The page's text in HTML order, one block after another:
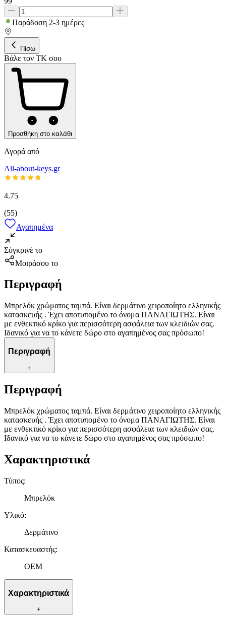
Παράδοση 2-3 ημέρες
Πίσω
Βάλε τον ΤΚ σου
Προσθήκη στο καλάθι
Αγορά από
All-about-keys.gr
4.75
(55)
Αγαπημένα
Σύγκρινέ το
Μοιράσου το
Περιγραφή
Μπρελόκ χρώματος ταμπά. Είναι δερμάτινο χειροποίητο ελληνικής
κατασκευής . Έχει αποτυπομένο το όνομα ΠΑΝΑΓΙΩΤΗΣ. Είναι
με ενθεκτικό κρίκο για περισσότερη ασφάλεια των κλειδιών σας.
Ιδανικό για να το κάνετε δώρο στο αγαπημένος σας πρόσωπο!
Περιγραφή
+
Περιγραφή
Μπρελόκ χρώματος ταμπά. Είναι δερμάτινο χειροποίητο ελληνικής
κατασκευής . Έχει αποτυπομένο το όνομα ΠΑΝΑΓΙΩΤΗΣ. Είναι
με ενθεκτικό κρίκο για περισσότερη ασφάλεια των κλειδιών σας.
Ιδανικό για να το κάνετε δώρο στο αγαπημένος σας πρόσωπο!
Χαρακτηριστικά
Τύπος:
Μπρελόκ
Υλικό:
Δερμάτινο
Κατασκευαστής:
OEM
Χαρακτηριστικά
+